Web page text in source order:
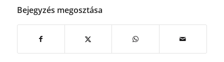
Bejegyzés megosztása